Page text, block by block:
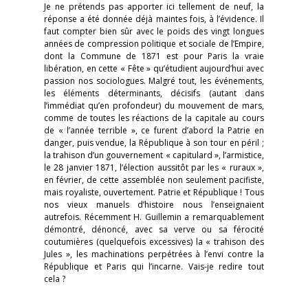
Je ne prétends pas apporter ici tellement de neuf, la
réponse a été donnée déjà maintes fois, à l’évidence. Il
faut compter bien sûr avec le poids des vingt longues
années de compression politique et sociale de l’Empire,
dont la Commune de 1871 est pour Paris la vraie
libération, en cette « Fête » qu’étudient aujourd’hui avec
passion nos sociologues. Malgré tout, les événements,
les éléments déterminants, décisifs (autant dans
l’immédiat qu’en profondeur) du mouvement de mars,
comme de toutes les réactions de la capitale au cours
de « l’année terrible », ce furent d’abord la Patrie en
danger, puis vendue, la République à son tour en péril ;
la trahison d’un gouvernement « capitulard », l’armistice,
le 28 janvier 1871, l’élection aussitôt par les « ruraux »,
en février, de cette assemblée non seulement pacifiste,
mais royaliste, ouvertement. Patrie et République ! Tous
nos vieux manuels d’histoire nous l’enseignaient
autrefois. Récemment H. Guillemin a remarquablement
démontré, dénoncé, avec sa verve ou sa férocité
coutumières (quelquefois excessives) la « trahison des
Jules », les machinations perpétrées à l’envi contre la
République et Paris qui l’incarne. Vais-je redire tout
cela ?